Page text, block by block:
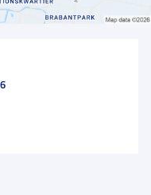
functies of